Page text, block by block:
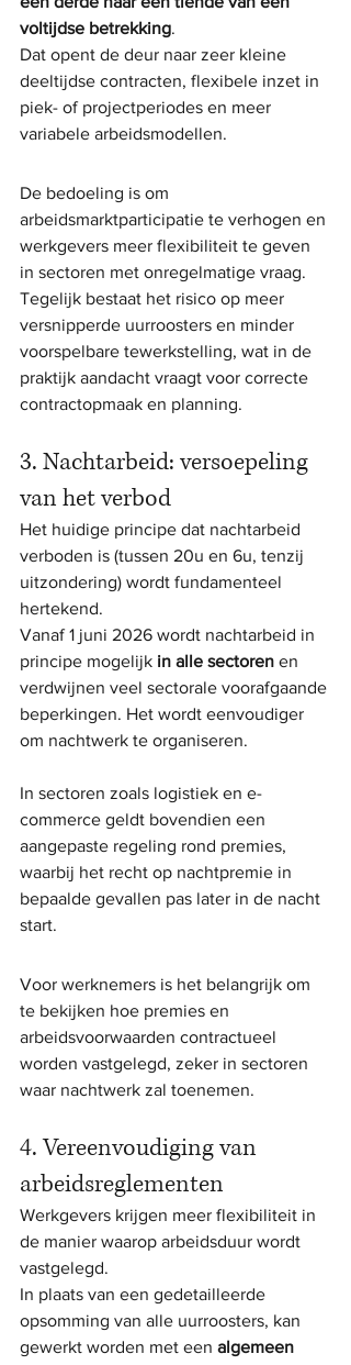
voltijdse betrekking.
Dat opent de deur naar zeer kleine
deeltijdse contracten, flexibele inzet in
piek- of projectperiodes en meer
variabele arbeidsmodellen.
De bedoeling is om
arbeidsmarktparticipatie te verhogen en
werkgevers meer flexibiliteit te geven
in sectoren met onregelmatige vraag.
Tegelijk bestaat het risico op meer
versnipperde uurroosters en minder
voorspelbare tewerkstelling, wat in de
praktijk aandacht vraagt voor correcte
contractopmaak en planning.
3. Nachtarbeid: versoepeling
van het verbod
Het huidige principe dat nachtarbeid
verboden is (tussen 20u en 6u, tenzij
uitzondering) wordt fundamenteel
hertekend.
Vanaf 1 juni 2026 wordt nachtarbeid in
principe mogelijk in alle sectoren en
verdwijnen veel sectorale voorafgaande
beperkingen. Het wordt eenvoudiger
om nachtwerk te organiseren.
In sectoren zoals logistiek en e-
commerce geldt bovendien een
aangepaste regeling rond premies,
waarbij het recht op nachtpremie in
bepaalde gevallen pas later in de nacht
start.
Voor werknemers is het belangrijk om
te bekijken hoe premies en
arbeidsvoorwaarden contractueel
worden vastgelegd, zeker in sectoren
waar nachtwerk zal toenemen.
4. Vereenvoudiging van
arbeidsreglementen
Werkgevers krijgen meer flexibiliteit in
de manier waarop arbeidsduur wordt
vastgelegd.
In plaats van een gedetailleerde
opsomming van alle uurroosters, kan
gewerkt worden met een algemeen